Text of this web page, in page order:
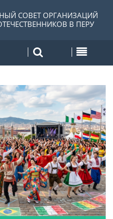
СОВЕТ ОРГАНИЗАЦИЙ
В ПЕРУ